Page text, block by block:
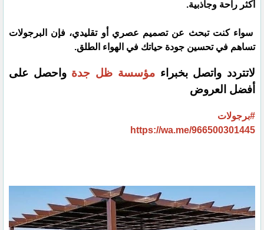
أكثر راحة وجاذبية.
سواء كنت تبحث عن تصميم عصري أو تقليدي، فإن البرجولات
تساهم في تحسين جودة حياتك في الهواء الطلق.
لاتتردد واتصل بخبراءمؤسسة ظل جدة واحصل على
أفضل العروض
#برجولات
https://wa.me/966500301445